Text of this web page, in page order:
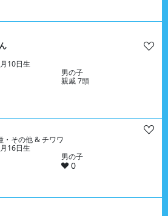
10日生
男の子
親戚 7頭
・その他 & チワワ
16日生
男の子
0